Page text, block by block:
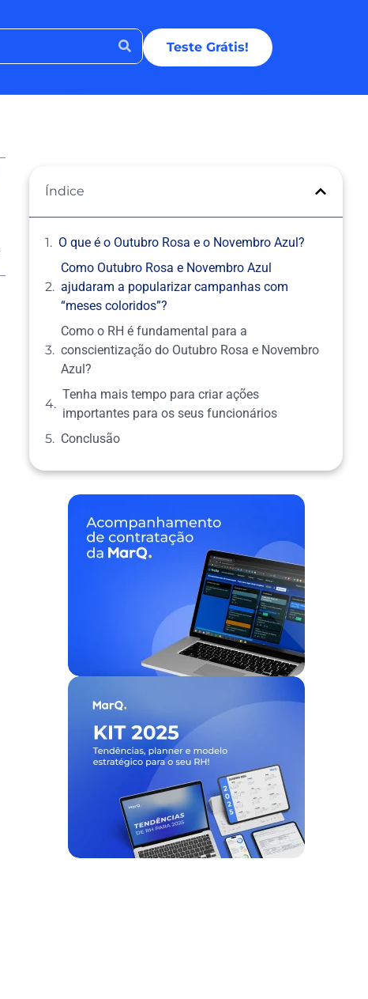
Teste Grátis!
Índice
O que é o Outubro Rosa e o Novembro Azul?
Como Outubro Rosa e Novembro Azul
ajudaram a popularizar campanhas com
“meses coloridos”?
Como o RH é fundamental para a
conscientização do Outubro Rosa e Novembro
Azul?
Tenha mais tempo para criar ações
importantes para os seus funcionários
Conclusão